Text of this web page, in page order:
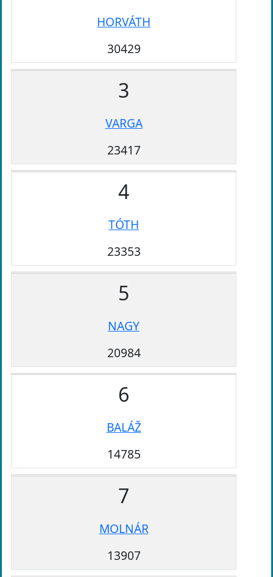
HORVÁTH
30429
3
VARGA
23417
4
TÓTH
23353
5
NAGY
20984
6
BALÁŽ
14785
7
MOLNÁR
13907